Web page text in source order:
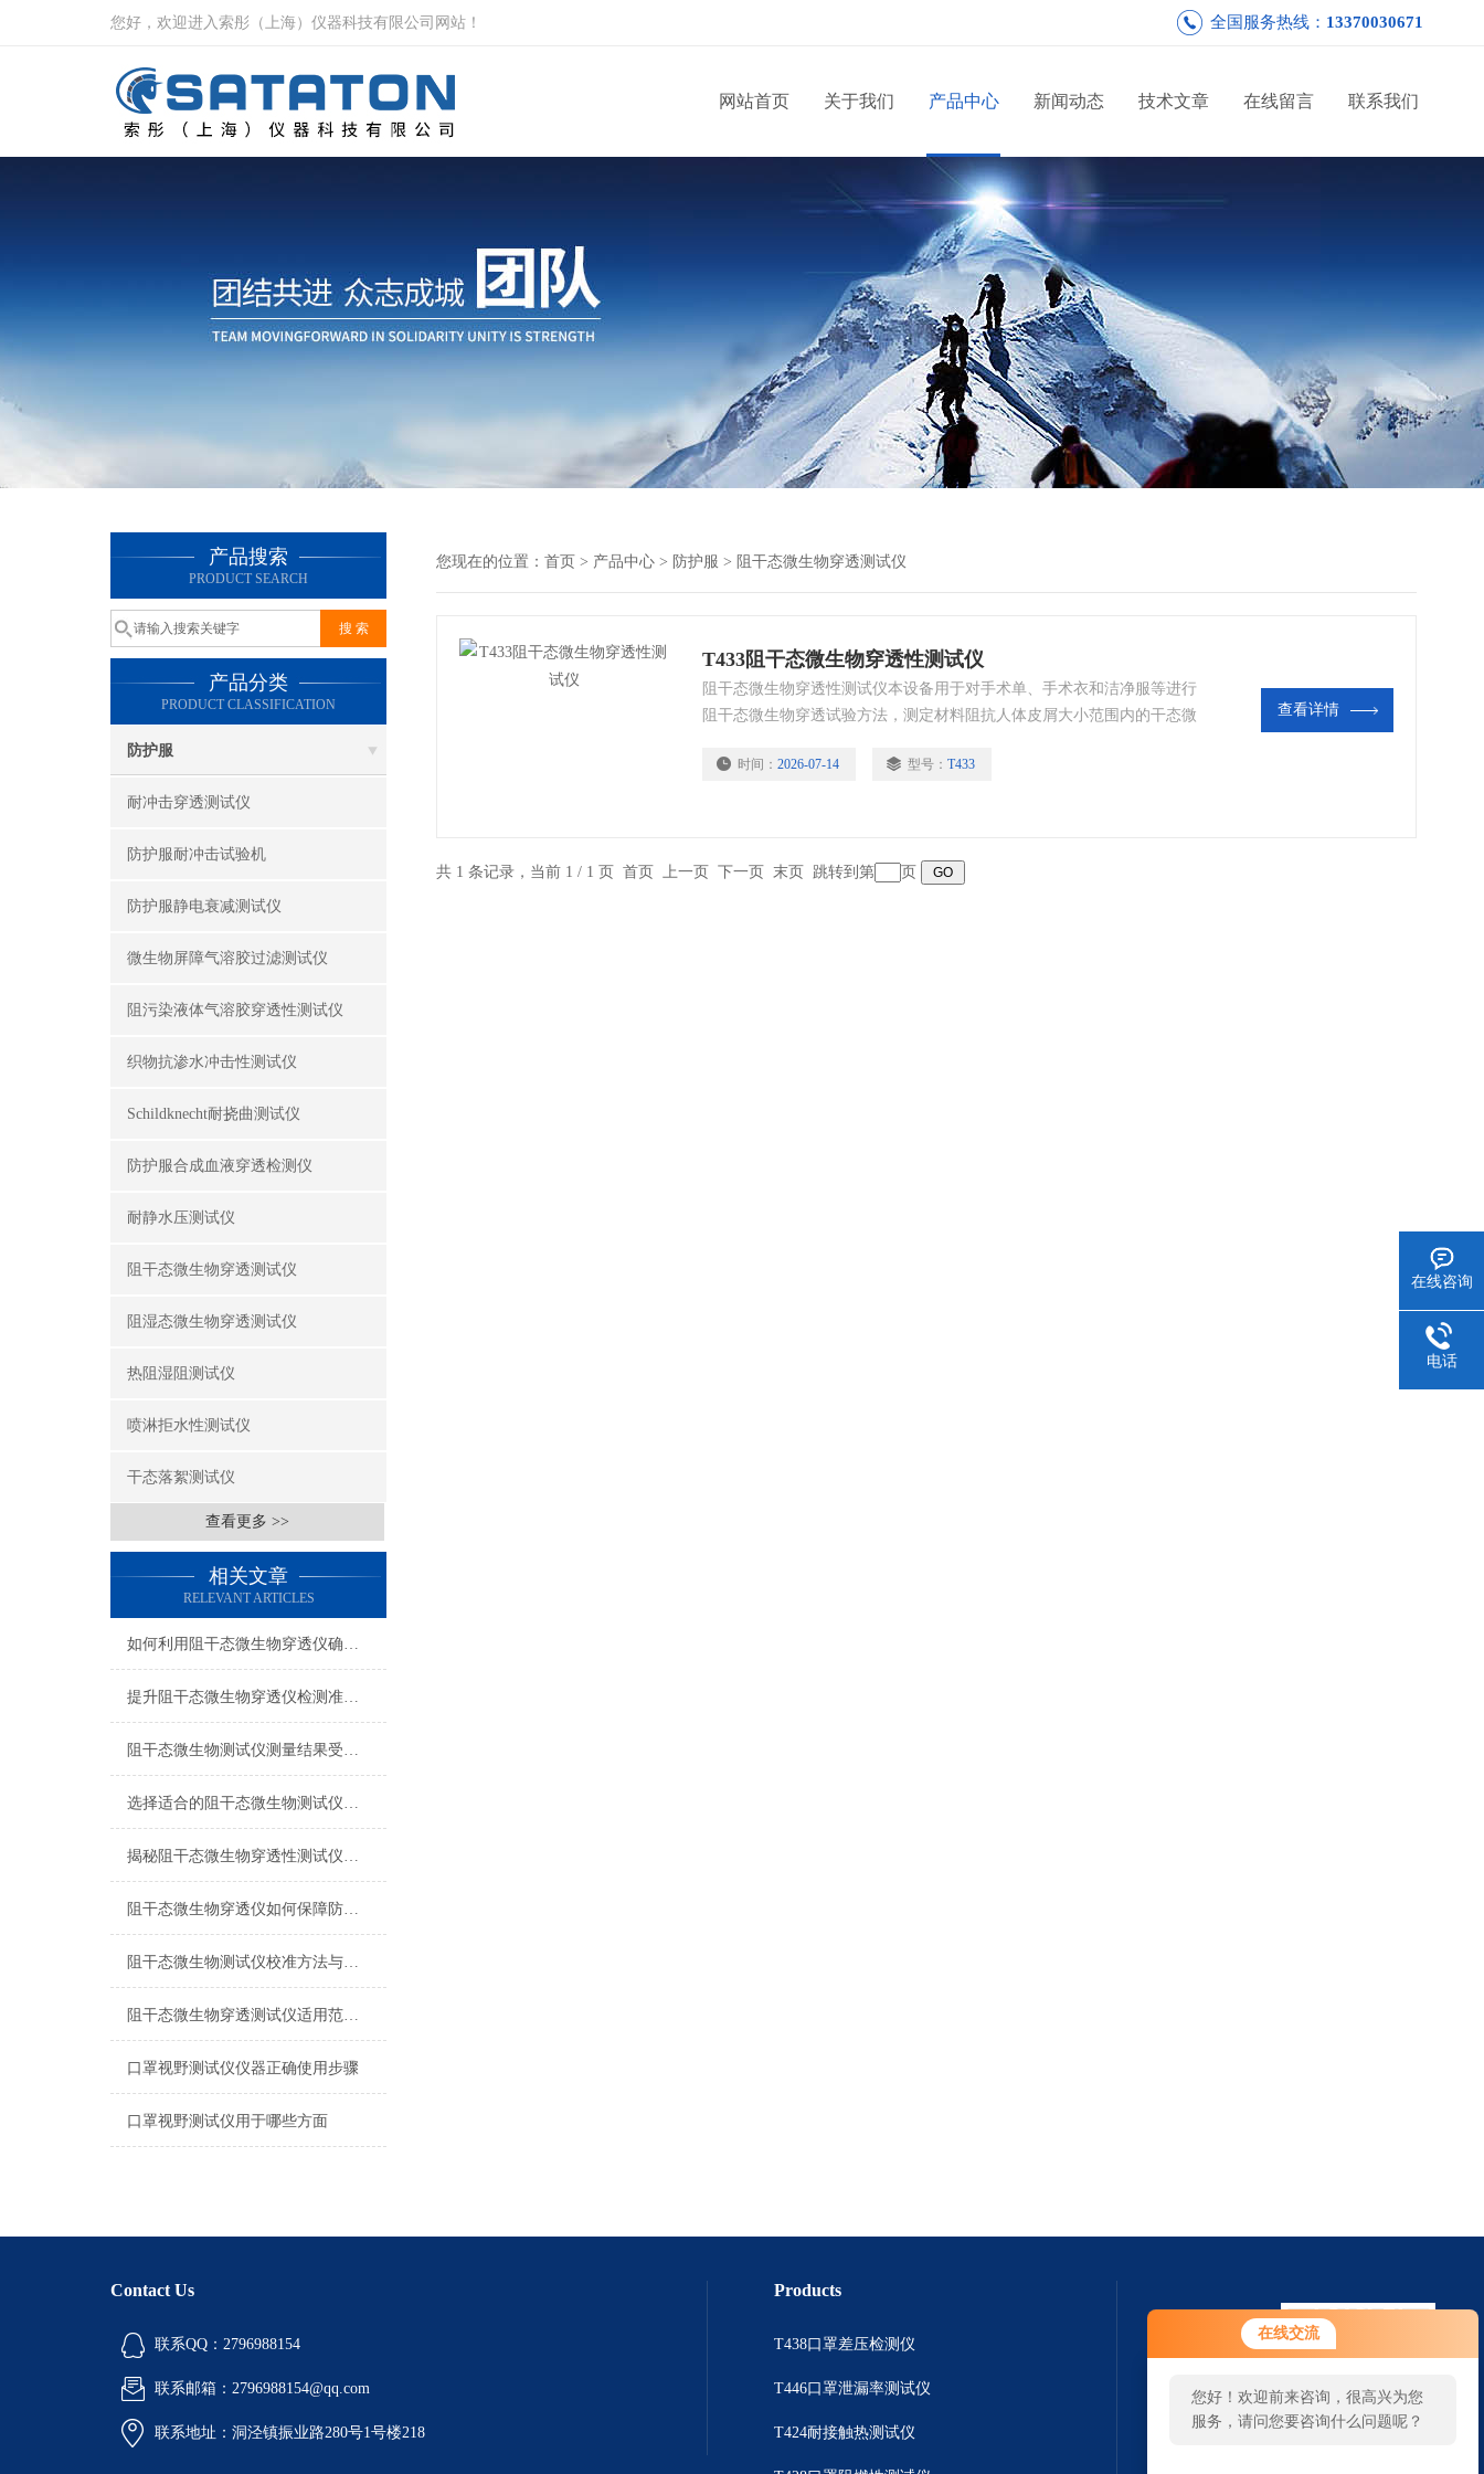
在线交流
您好！欢迎前来咨询，很高兴为您
服务，请问您要咨询什么问题呢？
您好，欢迎进入索彤（上海）仪器科技有限公司网站！ 全国服务热线： 13370030671
网站首页 关于我们 产品中心 新闻动态 技术文章 在线留言 联系我们
产品搜索
PRODUCT SEARCH
产品分类
PRODUCT CLASSIFICATION
防护服
耐冲击穿透测试仪
防护服耐冲击试验机
防护服静电衰减测试仪
微生物屏障气溶胶过滤测试仪
阻污染液体气溶胶穿透性测试仪
织物抗渗水冲击性测试仪
Schildknecht耐挠曲测试仪
防护服合成血液穿透检测仪
耐静水压测试仪
阻干态微生物穿透测试仪
阻湿态微生物穿透测试仪
热阻湿阻测试仪
喷淋拒水性测试仪
干态落絮测试仪
查看更多 >>
相关文章
RELEVANT ARTICLES
如何利用阻干态微生物穿透仪确保防护服的有效性
提升阻干态微生物穿透仪检测准确性的操作要点
阻干态微生物测试仪测量结果受哪些因素影响？
选择适合的阻干态微生物测试仪要考虑哪些因素？
揭秘阻干态微生物穿透性测试仪的设计原理
阻干态微生物穿透仪如何保障防护性能？
阻干态微生物测试仪校准方法与技巧
阻干态微生物穿透测试仪适用范围有哪些
口罩视野测试仪仪器正确使用步骤
口罩视野测试仪用于哪些方面
您现在的位置： 首页 > 产品中心 > 防护服 > 阻干态微生物穿透测试仪
T433阻干态微生物穿透性测试仪
阻干态微生物穿透性测试仪本设备用于对手术单、手术衣和洁净服等进行
阻干态微生物穿透试验方法，测定材料阻抗人体皮屑大小范围内的干态微
器中，5个携带枯草杆菌滑shi粉的容器，一个加入未感染菌滑shi粉的容器
时间： 2026-07-14 型号： T433
查看详情
共 1 条记录，当前 1 / 1 页 首页 上一页 下一页 末页 跳转到第 页
Contact Us
联系QQ：2796988154
联系邮箱：2796988154@qq.com
联系地址：洞泾镇振业路280号1号楼218
Products
T438口罩差压检测仪
T446口罩泄漏率测试仪
T424耐接触热测试仪
在线咨询
电话